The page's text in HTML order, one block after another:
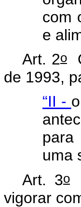
com
e
Art. 2o
de 1993,
“II -
para
uma
Art. 3o
vigorar